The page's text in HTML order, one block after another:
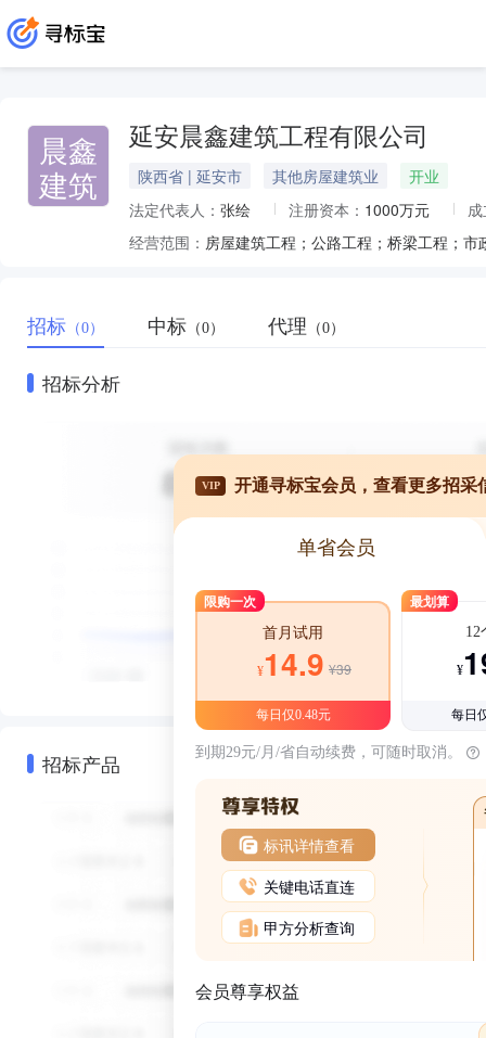
晨鑫
建筑
延安晨鑫建筑工程有限公司
陕西省 | 延安市 其他房屋建筑业
开业
法定代表人： 张绘 注册资本： 1000万元
经营范围：
招标 （0） 中标 （0） 代理 （0）
招标分析
招标产品
VIP 开通寻标宝会员，查看更多招采
单省会员
限购一次
首月试用
¥14.9 ¥39
每日仅0.48元
最划算
12
¥
每日
到期29元/月/省自动续费，可随时取消。
标讯详情查看
关键电话直连
甲方分析查询
会员尊享权益